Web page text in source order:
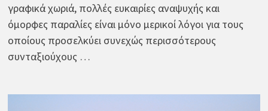
γραφικά χωριά, πολλές ευκαιρίες αναψυχής και
όμορφες παραλίες είναι μόνο μερικοί λόγοι για τους
οποίους προσελκύει συνεχώς περισσότερους
συνταξιούχους …